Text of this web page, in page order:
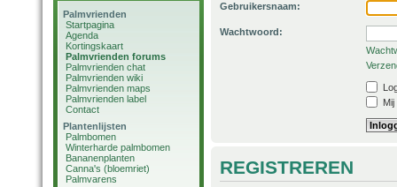
Palmvrienden
Startpagina
Agenda
Kortingskaart
Palmvrienden forums
Palmvrienden chat
Palmvrienden wiki
Palmvrienden maps
Palmvrienden label
Contact
Plantenlijsten
Palmbomen
Winterharde palmbomen
Bananenplanten
Canna's (bloemriet)
Palmvarens
Gebruikersnaam:
Wachtwoord:
REGISTREREN